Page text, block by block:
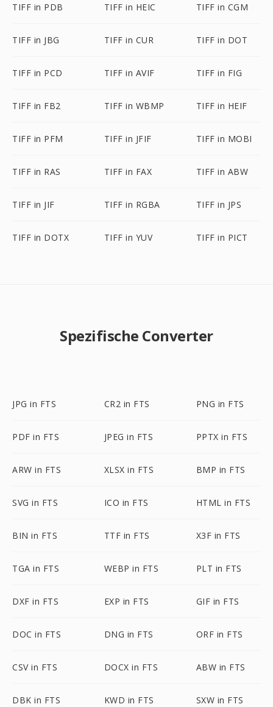
TIFF in PDB TIFF in HEIC TIFF in CGM
TIFF in JBG TIFF in CUR TIFF in DOT
TIFF in PCD TIFF in AVIF TIFF in FIG
TIFF in FB2 TIFF in WBMP TIFF in HEIF
TIFF in PFM TIFF in JFIF TIFF in MOBI
TIFF in RAS TIFF in FAX TIFF in ABW
TIFF in JIF TIFF in RGBA TIFF in JPS
TIFF in DOTX TIFF in YUV TIFF in PICT
Spezifische Converter
JPG in FTS CR2 in FTS PNG in FTS
PDF in FTS JPEG in FTS PPTX in FTS
ARW in FTS XLSX in FTS BMP in FTS
SVG in FTS ICO in FTS HTML in FTS
BIN in FTS TTF in FTS X3F in FTS
TGA in FTS WEBP in FTS PLT in FTS
DXF in FTS EXP in FTS GIF in FTS
DOC in FTS DNG in FTS ORF in FTS
CSV in FTS DOCX in FTS ABW in FTS
DBK in FTS KWD in FTS SXW in FTS